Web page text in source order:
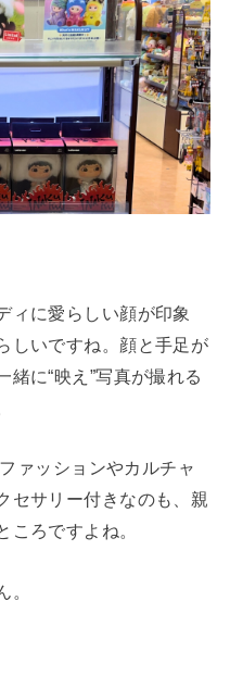
ィに愛らしい顔が印象
しいですね。顔と手足が
に“映え”写真が撮れる
ァッションやカルチャ
セサリー付きなのも、親
ころですよね。
。